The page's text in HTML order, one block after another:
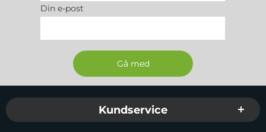
Din e-post
Sidfot Blandad info och länkar
Kundservice